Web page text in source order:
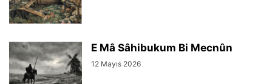
E Mâ Sâhibukum Bi Mecnûn
12 Mayıs 2026